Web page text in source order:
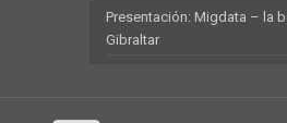
Presentación: Migdata – la
Gibraltar